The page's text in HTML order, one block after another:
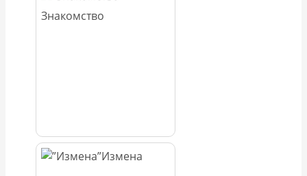
Знакомство
Измена